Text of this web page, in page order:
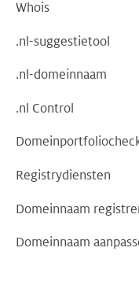
Whois
.nl-suggestietool
.nl-domeinnaam
.nl Control
Registrydiensten
Domeinnaam
Domeinnaam